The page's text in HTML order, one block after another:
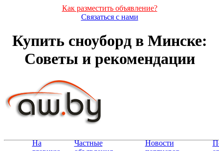
Как разместить объявление?
Связаться с нами
Купить сноуборд в Минске:
Советы и рекомендации
На
Частные
Новости